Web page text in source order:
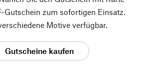
Gutschein zum sofortigen Einsatz.
Motive verfügbar.
Gutscheine kaufen